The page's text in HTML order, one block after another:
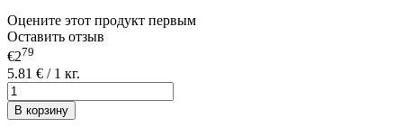
Оцените этот продукт первым
Оставить отзыв
€279
5.81 € / 1 кг.
В корзину